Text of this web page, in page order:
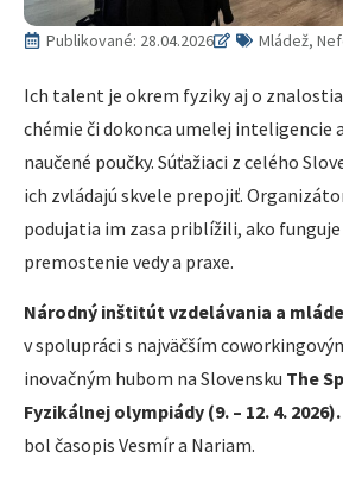
Publikované: 28.04.2026 Mládež,
Ich talent je okrem fyziky aj o
chémie či dokonca umelej inteligencie
naučené poučky. Súťažiaci z celého
ich zvládajú skvele prepojiť.
podujatia im zasa priblížili, ako
premostenie vedy a praxe.
Národný inštitút vzdelávania a
v spolupráci s najväčším
inovačným hubom na Slovensku The
Fyzikálnej olympiády (9. – 12. 4. 2026).
bol časopis Vesmír a Nariam.